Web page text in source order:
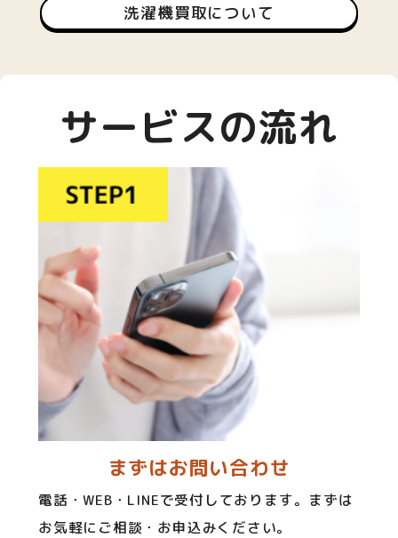
洗濯機買取について
サービスの流れ
まずはお問い合わせ
電話・WEB・LINEで受付しております。まずは
お気軽にご相談・お申込みください。